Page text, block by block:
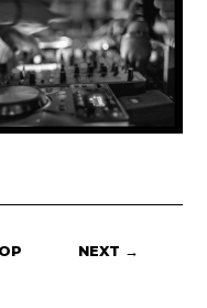
NEXT →